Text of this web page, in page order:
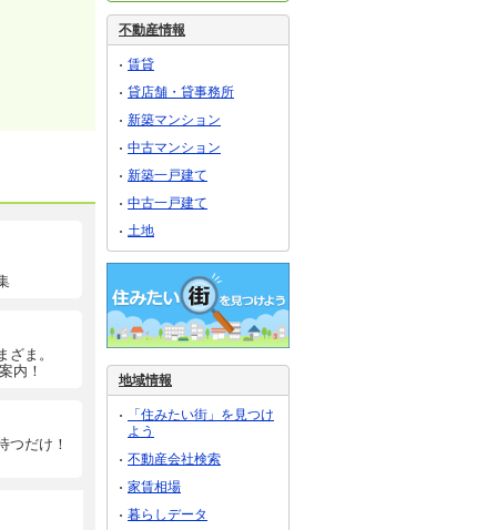
ま。
内！
つだけ！
不動産情報
賃貸
貸店舗・貸事務所
新築マンション
中古マンション
新築一戸建て
中古一戸建て
土地
地域情報
「住みたい街」を見つけ
よう
不動産会社検索
家賃相場
暮らしデータ